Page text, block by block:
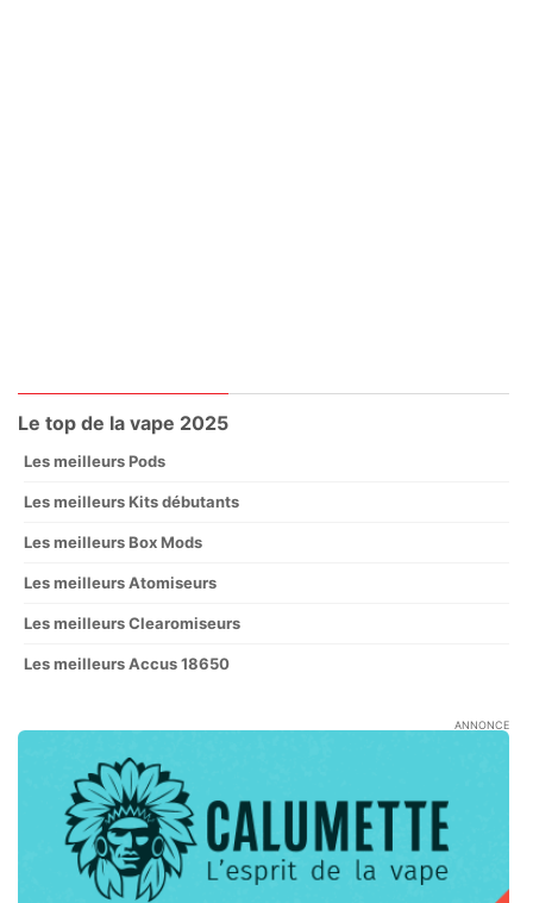
Le top de la vape 2025
Les meilleurs Pods
Les meilleurs Kits débutants
Les meilleurs Box Mods
Les meilleurs Atomiseurs
Les meilleurs Clearomiseurs
Les meilleurs Accus 18650
ANNONCE